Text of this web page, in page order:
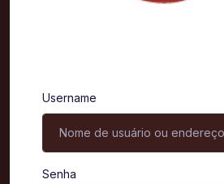
Username
Senha